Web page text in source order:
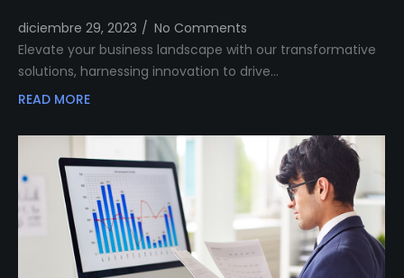
diciembre 29, 2023 / No Comments
Elevate your business landscape with our transformative
solutions, harnessing innovation to drive…
READ MORE